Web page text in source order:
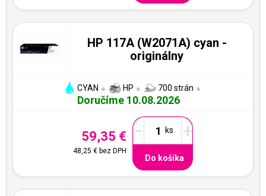
HP 117A (W2071A) cyan -
originálny
CYAN HP 700 strán
Doručíme 10.08.2026
59,35 €
48,25 € bez DPH
- +
Do košíka